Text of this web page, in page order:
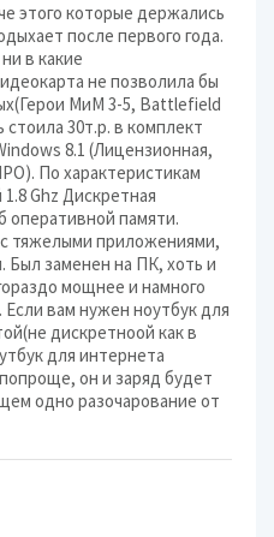
этого которые держались
после первого года.
в какие
не позволила бы
МиМ 3-5, Battlefield
30т.р. в комплект
8.1 (Лицензионная,
По характеристикам
Ghz Дискретная
оперативной памяти.
тяжелыми приложениями,
заменен на ПК, хоть и
мощнее и намного
вам нужен ноутбук для
дискретноой как в
для интернета
он и заряд будет
одно разочарование от